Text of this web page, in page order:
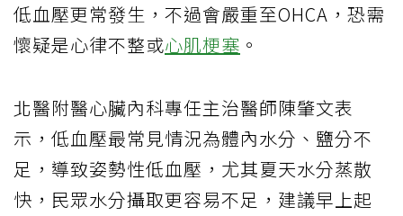
低血壓更常發生，不過會嚴重至OHCA，恐需
懷疑是心律不整或心肌梗塞 。
北醫附醫心臟內科專任主治醫師陳肇文表
示，低血壓最常見情況為體內水分、鹽分不
足，導致姿勢性低血壓，尤其夏天水分蒸散
快，民眾水分攝取更容易不足，建議早上起